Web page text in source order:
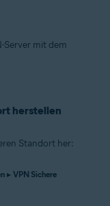
Server mit dem
herstellen
Standort her:
▸ VPN Sichere